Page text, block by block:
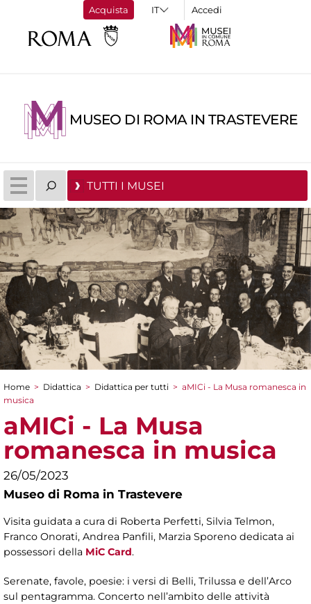
Acquista Accedi
MUSEO DI ROMA IN TRASTEVERE
TUTTI I MUSEI
Tu sei qui
Home > Didattica > Didattica per tutti > aMICi - La Musa romanesca in
musica
aMICi - La Musa
romanesca in musica
26/05/2023
Museo di Roma in Trastevere
Visita guidata a cura di Roberta Perfetti, Silvia Telmon,
Franco Onorati, Andrea Panfili, Marzia Sporeno dedicata ai
possessori della MiC Card.
Serenate, favole, poesie: i versi di Belli, Trilussa e dell’Arco
sul pentagramma. Concerto nell’ambito delle attività